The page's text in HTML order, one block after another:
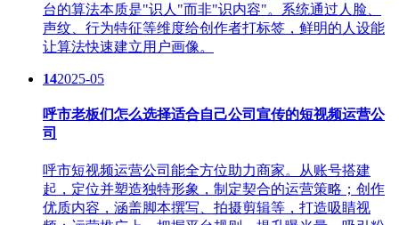
台的算法本质是"识人"而非"识内容"。系统通过人脸、
声纹、行为特征等维度给创作者打标签，鲜明的人设能
让算法快速建立用户画像。
142025-05
呼市老板们怎么选择适合自己公司宣传的短视频运营公
司
呼市短视频运营公司能全方位助力商家。从账号搭建
起，定位并塑造独特形象，制定契合的运营策略；创作
优质内容，涵盖脚本撰写、拍摄剪辑等，打造吸睛视